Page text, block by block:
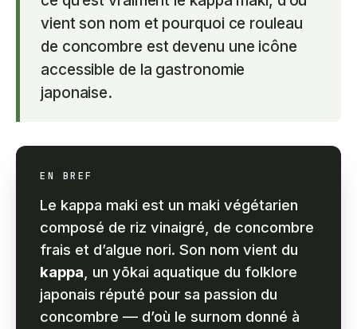
vient son nom et pourquoi ce rouleau
de concombre est devenu une icône
accessible de la gastronomie
japonaise.
EN BREF
Le kappa maki est un maki végétarien
composé de riz vinaigré, de concombre
frais et d’algue nori. Son nom vient du
kappa , un yōkai aquatique du folklore
japonais réputé pour sa passion du
concombre — d’où le surnom donné à